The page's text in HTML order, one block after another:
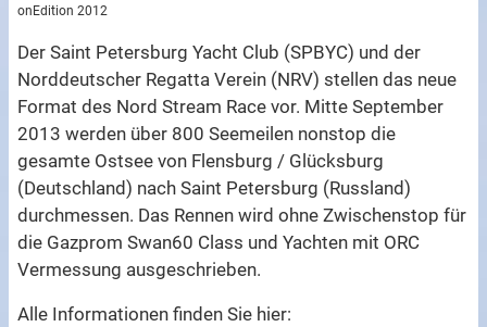
onEdition 2012
Der Saint Petersburg Yacht Club (SPBYC) und der
Norddeutscher Regatta Verein (NRV) stellen das neue
Format des Nord Stream Race vor. Mitte September
2013 werden über 800 Seemeilen nonstop die
gesamte Ostsee von Flensburg / Glücksburg
(Deutschland) nach Saint Petersburg (Russland)
durchmessen. Das Rennen wird ohne Zwischenstop für
die Gazprom Swan60 Class und Yachten mit ORC
Vermessung ausgeschrieben.
Alle Informationen finden Sie hier: